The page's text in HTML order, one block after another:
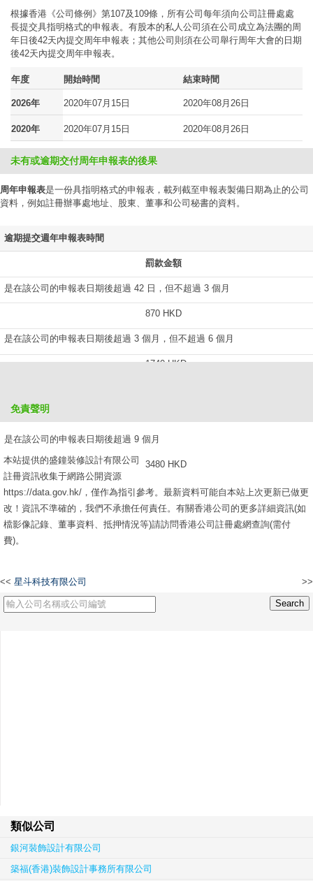
根據香港《公司條例》第107及109條，所有公司每年須向公司註冊處處
長提交具指明格式的申報表。有股本的私人公司須在公司成立為法團的周
年日後42天內提交周年申報表；其他公司則須在公司舉行周年大會的日期
後42天內提交周年申報表。
年度 開始時間 結束時間
2026年 2020年07月15日 2020年08月26日
2020年 2020年07月15日 2020年08月26日
未有或逾期交付周年申報表的後果
周年申報表是一份具指明格式的申報表，載列截至申報表製備日期為止的公司
資料，例如註冊辦事處地址、股東、董事和公司秘書的資料。
逾期提交週年申報表時間
罰款金額
是在該公司的申報表日期後超過 42 日，但不超過 3 個月
870 HKD
是在該公司的申報表日期後超過 3 個月，但不超過 6 個月
1740 HKD
是在該公司的申報表日期後超過 9 個月
3480 HKD
免責聲明
本站提供的盛鐘裝修設計有限公司
註冊資訊收集于網路公開資源
https://data.gov.hk/，僅作為指引參考。最新資料可能自本站上次更新已做更
改！資訊不準確的，我們不承擔任何責任。有關香港公司的更多詳細資訊(如
檔影像記錄、董事資料、抵押情況等)請訪問香港公司註冊處網查詢(需付
費)。
<< 星斗科技有限公司 >>
類似公司
銀河裝飾設計有限公司
築福(香港)裝飾設計事務所有限公司